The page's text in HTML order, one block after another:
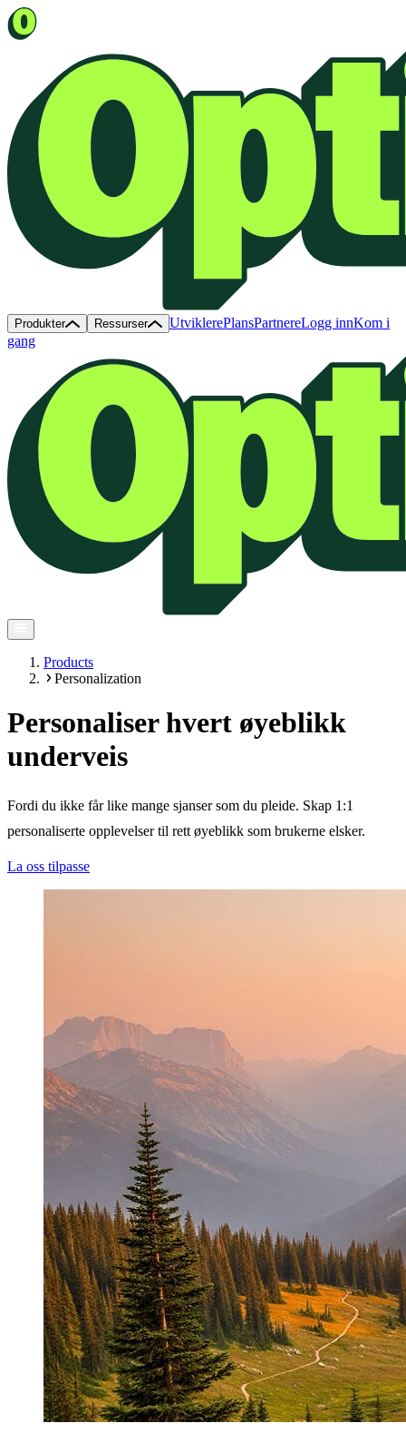
Produkter Ressurser UtviklerePlansPartnereLogg innKom i
gang
Products
Personalization
Personaliser hvert øyeblikk
underveis
Fordi du ikke får like mange sjanser som du pleide. Skap 1:1
personaliserte opplevelser til rett øyeblikk som brukerne elsker.
La oss tilpasse